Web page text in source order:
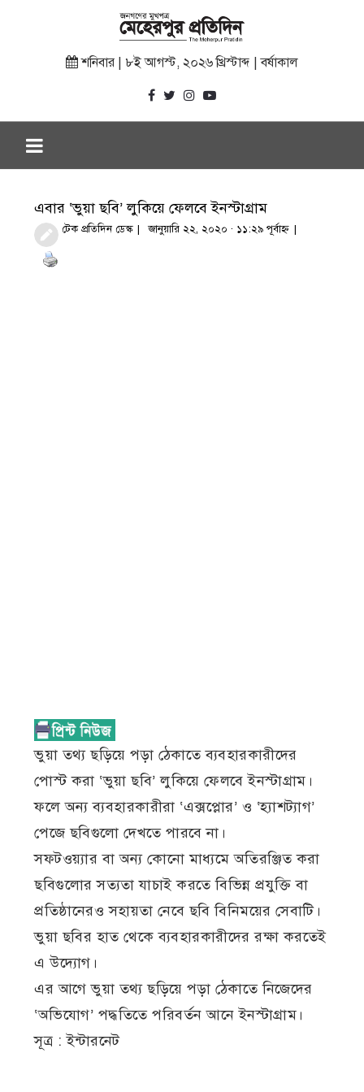
শনিবার | ৮ই আগস্ট, ২০২৬ খ্রিস্টাব্দ | বর্ষাকাল
এবার ‘ভুয়া ছবি’ লুকিয়ে ফেলবে ইনস্টাগ্রাম
টেক প্রতিদিন ডেস্ক জানুয়ারি ২২, ২০২০ · ১১:২৯ পূর্বাহ্ণ
ভুয়া তথ্য ছড়িয়ে পড়া ঠেকাতে ব্যবহারকারীদের
পোস্ট করা ‘ভুয়া ছবি’ লুকিয়ে ফেলবে ইনস্টাগ্রাম।
ফলে অন্য ব্যবহারকারীরা ‘এক্সপ্লোর’ ও ‘হ্যাশট্যাগ’
পেজে ছবিগুলো দেখতে পারবে না।
সফটওয়্যার বা অন্য কোনো মাধ্যমে অতিরঞ্জিত করা
ছবিগুলোর সত্যতা যাচাই করতে বিভিন্ন প্রযুক্তি বা
প্রতিষ্ঠানেরও সহায়তা নেবে ছবি বিনিময়ের সেবাটি।
ভুয়া ছবির হাত থেকে ব্যবহারকারীদের রক্ষা করতেই
এ উদ্যোগ।
এর আগে ভুয়া তথ্য ছড়িয়ে পড়া ঠেকাতে নিজেদের
‘অভিযোগ’ পদ্ধতিতে পরিবর্তন আনে ইনস্টাগ্রাম।
সূত্র : ইন্টারনেট